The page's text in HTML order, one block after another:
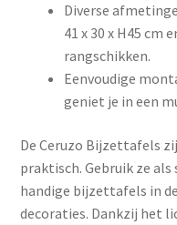
Diverse
41 x 30 x H45 cm
rangschikken.
Eenvoudige
geniet je in een
De Ceruzo Bijzettafels
praktisch. Gebruik ze
handige bijzettafels in
decoraties. Dankzij het